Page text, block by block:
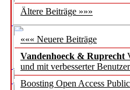
Ältere Beiträge »»»
««« Neuere Beiträge
Vandenhoeck & Ruprecht
und mit verbesserter
Boosting Open Access